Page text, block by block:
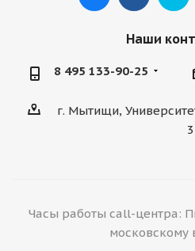
Наши
8 495 133-90-25
г. Мытищи,
3
Часы работы call-центра:
московскому